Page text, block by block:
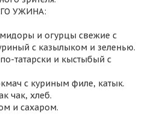
УЖИНА:
и огурцы свежие с
с казылыком и зеленью.
татарски и кыстыбый с
с куриным филе, катык.
чак, хлеб.
и сахаром.